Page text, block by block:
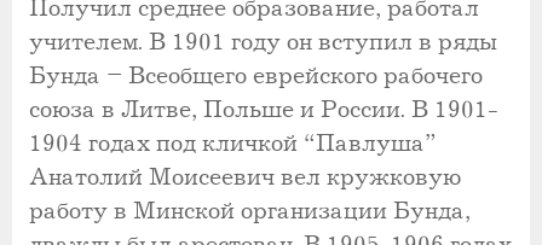
Получил среднее образование, работал
учителем. В 1901 году он вступил в ряды
Бунда – Всеобщего еврейского рабочего
союза в Литве, Польше и России. В 1901-
1904 годах под кличкой “Павлуша”
Анатолий Моисеевич вел кружковую
работу в Минской организации Бунда,